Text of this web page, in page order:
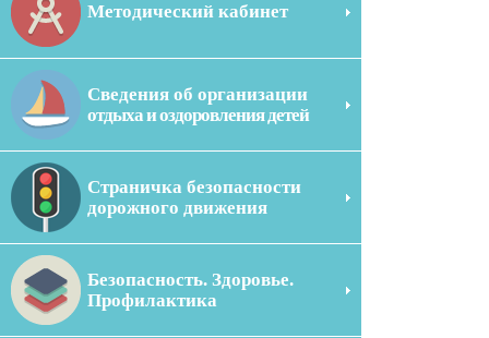
Методический кабинет
Сведения об организации
отдыха и оздоровления детей
Страничка безопасности
дорожного движения
Безопасность. Здоровье.
Профилактика